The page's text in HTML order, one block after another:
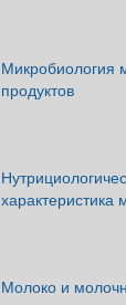
Микробиология
продуктов
характеристика
Молоко и